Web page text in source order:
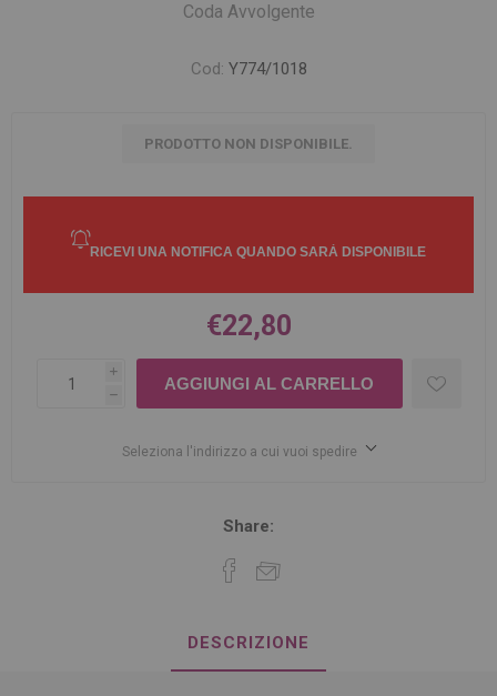
Coda Avvolgente
Cod: Y774/1018
PRODOTTO NON DISPONIBILE.
€22,80
i
h
Seleziona l'indirizzo a cui vuoi spedire
Share:
DESCRIZIONE